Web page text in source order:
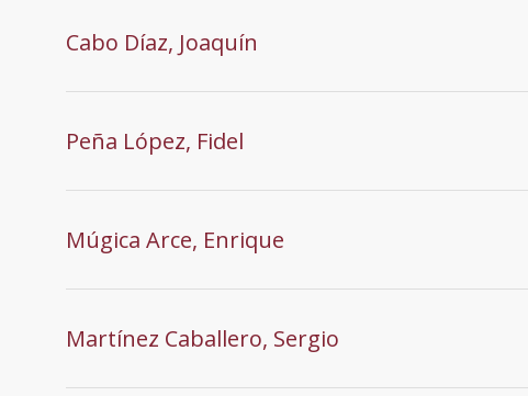
Cabo Díaz, Joaquín
Peña López, Fidel
Múgica Arce, Enrique
Martínez Caballero, Sergio